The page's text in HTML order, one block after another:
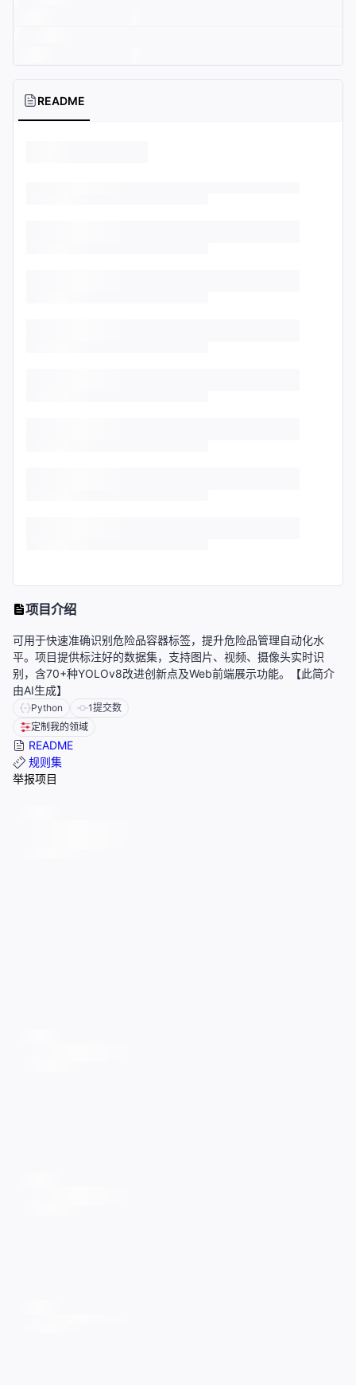
README
项目介绍
可用于快速准确识别危险品容器标签，提升危险品管理自动化水
平。项目提供标注好的数据集，支持图片、视频、摄像头实时识
别，含70+种YOLOv8改进创新点及Web前端展示功能。【此简介
由AI生成】
Python 1提交数
定制我的领域
README
规则集
举报项目